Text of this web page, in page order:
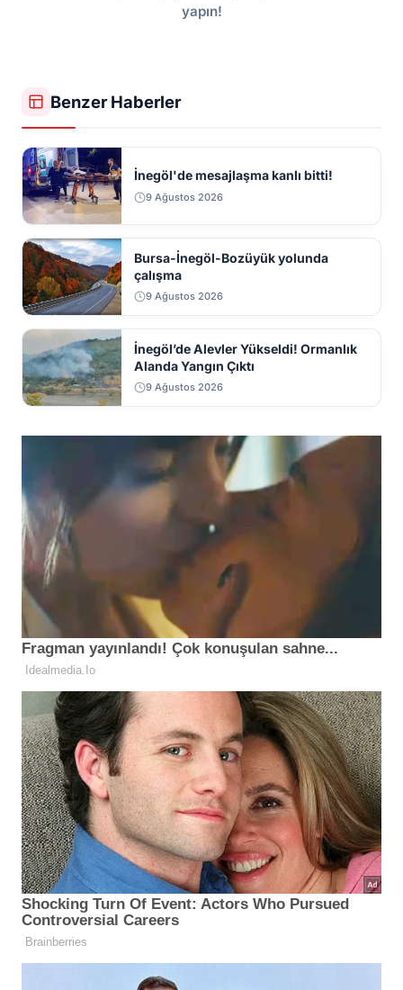
yapın!
Benzer Haberler
İnegöl'de mesajlaşma kanlı bitti!
9 Ağustos 2026
Bursa-İnegöl-Bozüyük yolunda
çalışma
9 Ağustos 2026
İnegöl’de Alevler Yükseldi! Ormanlık
Alanda Yangın Çıktı
9 Ağustos 2026